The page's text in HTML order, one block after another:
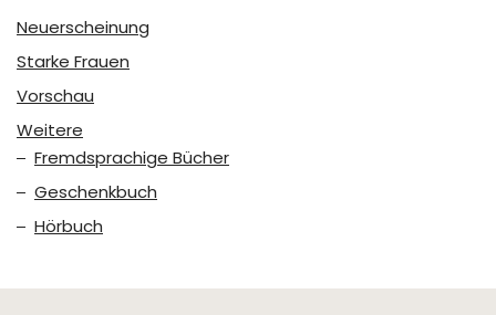
Neuerscheinung
Starke Frauen
Vorschau
Weitere
Fremdsprachige Bücher
Geschenkbuch
Hörbuch